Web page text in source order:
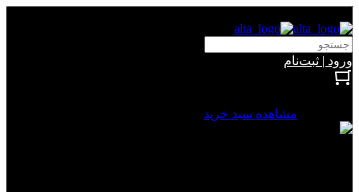
ورود | ثبت‌نام
مشاهده سبد خرید